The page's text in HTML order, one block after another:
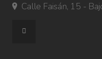
Calle Faisán, 15 -